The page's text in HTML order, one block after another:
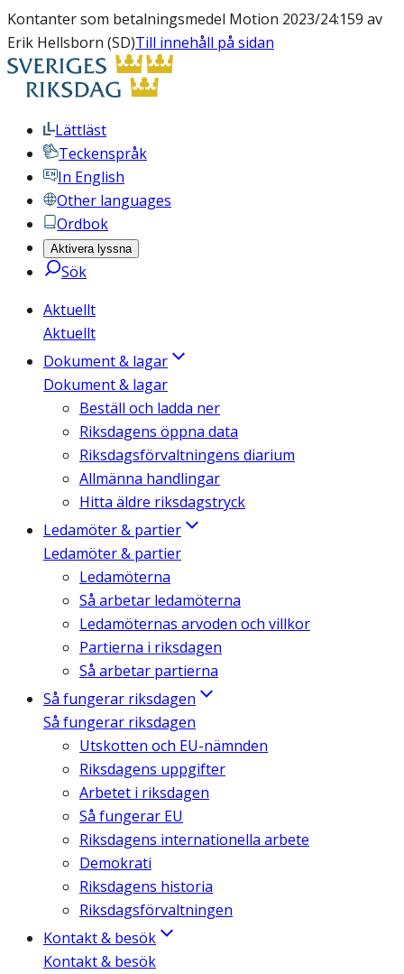
Kontanter som betalningsmedel Motion 2023/24:159 av
Erik Hellsborn (SD)Till innehåll på sidan
Lättläst
Teckenspråk
In English
Other languages
Ordbok
Aktivera lyssna
Sök
Aktuellt
Aktuellt
Dokument & lagar
Dokument & lagar
Beställ och ladda ner
Riksdagens öppna data
Riksdagsförvaltningens diarium
Allmänna handlingar
Hitta äldre riksdagstryck
Ledamöter & partier
Ledamöter & partier
Ledamöterna
Så arbetar ledamöterna
Ledamöternas arvoden och villkor
Partierna i riksdagen
Så arbetar partierna
Så fungerar riksdagen
Så fungerar riksdagen
Utskotten och EU-nämnden
Riksdagens uppgifter
Arbetet i riksdagen
Så fungerar EU
Riksdagens internationella arbete
Demokrati
Riksdagens historia
Riksdagsförvaltningen
Kontakt & besök
Kontakt & besök